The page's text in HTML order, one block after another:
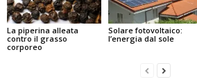
La piperina alleata
contro il grasso
corporeo
Solare fotovoltaico:
l’energia dal sole